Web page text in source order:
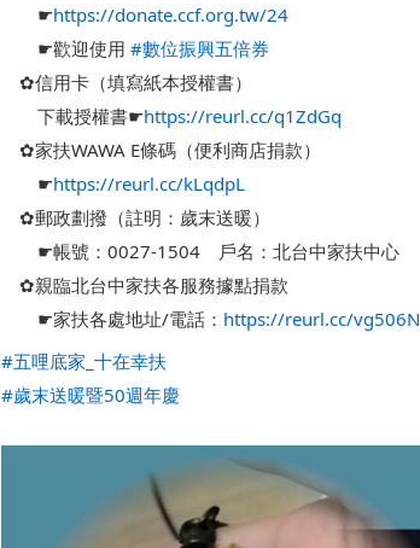
☛https://donate.ccf.org.tw/24
☛歡迎使用 #數位振興五倍券
✿信用卡（填寫紙本授權書）
下載授權書☛https://reurl.cc/q1ZdGq
✿家扶WAWA E條碼（便利商店捐款）
☛https://reurl.cc/kLqdpL
✿郵政劃撥（註明：歲末送暖）
☛帳號：0027-1504　戶名：北台中家扶中心
✿親臨北台中家扶各服務據點捐款
☛家扶各處地址/電話： https://reurl.cc/vg506N
#五哩底家_十在幸扶
#歲末送暖暨50週年慶